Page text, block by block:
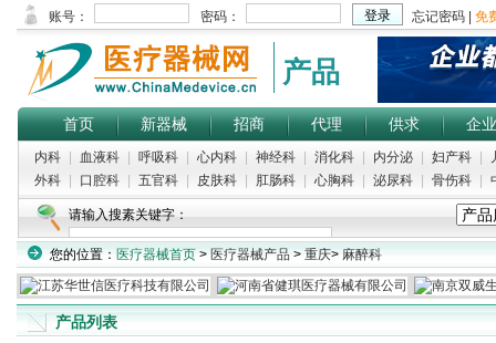
产品
首页 新器械 招商 代理 供求 企业
内科 血液科 呼吸科 心内科 神经科 消化科 内分泌 妇产科
外科
口腔科 五官科 皮肤科 肛肠科 心胸科 泌尿科 骨伤科
请输入搜素关键字：
您的位置： 医疗器械首页 > 医疗器械产品 > 重庆> 麻醉科
产品列表